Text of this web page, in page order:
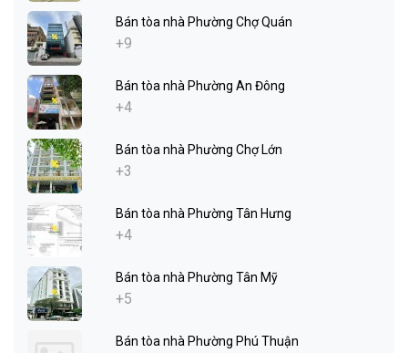
Bán tòa nhà Phường Chợ Quán
+9
Bán tòa nhà Phường An Đông
+4
Bán tòa nhà Phường Chợ Lớn
+3
Bán tòa nhà Phường Tân Hưng
+4
Bán tòa nhà Phường Tân Mỹ
+5
Bán tòa nhà Phường Phú Thuận